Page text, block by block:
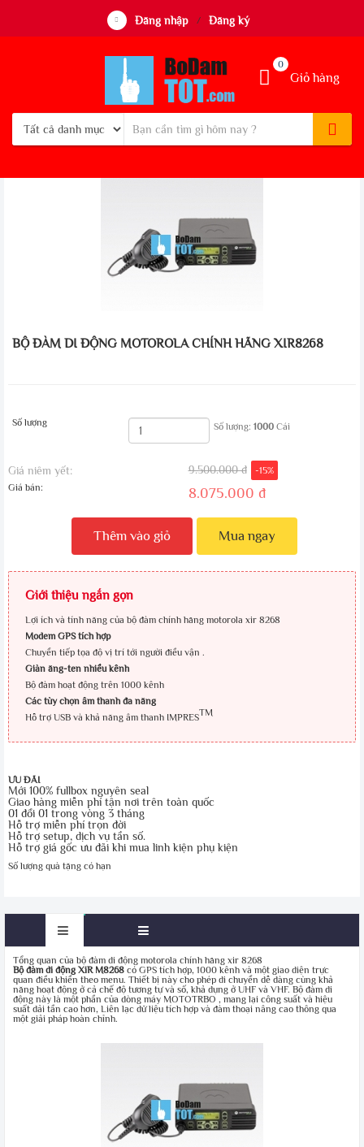
Đăng nhập / Đăng ký
Giỏ hàng
0
BỘ ĐÀM DI ĐỘNG MOTOROLA CHÍNH HÃNG XIR8268
Số lượng Số lượng: 1000Cái
Giá niêm yết:
Giá bán:
9.500.000 đ -15%
8.075.000 đ
Thêm vào giỏ Mua ngay
Giới thiệu ngắn gọn
Lợi ích và tính năng của bộ đàm chính hãng motorola xir 8268
Modem GPS tích hợp
Chuyển tiếp tọa độ vị trí tới người điều vận .
Giàn ăng-ten nhiều kênh
Bộ đàm hoạt động trên 1000 kênh
Các tùy chọn âm thanh đa năng
Hỗ trợ USB và khả năng âm thanh IMPRESTM
ƯU ĐÃI
Mới 100% fullbox nguyên seal
Giao hàng miễn phí tận nơi trên toàn quốc
01 đổi 01 trong vòng 3 tháng
Hỗ trợ miễn phí trọn đời
Hỗ trợ setup, dịch vụ tần số.
Hỗ trợ giá gốc ưu đãi khi mua linh kiện phụ kiện
Số lượng quà tặng có hạn
Tổng quan của bộ đàm di động motorola chính hãng xir 8268
Bộ đàm di động XiR M8268 có GPS tích hợp, 1000 kênh và một giao diện trực
quan điều khiển theo menu. Thiết bị này cho phép di chuyển dễ dàng cùng khả
năng hoạt động ở cả chế độ tương tự và số, khả dụng ở UHF và VHF. Bộ đàm di
động này là một phần của dòng máy MOTOTRBO , mang lại công suất và hiệu
suất dải tần cao hơn, Liên lạc dữ liệu tích hợp và đàm thoại nâng cao thông qua
một giải pháp hoàn chỉnh.